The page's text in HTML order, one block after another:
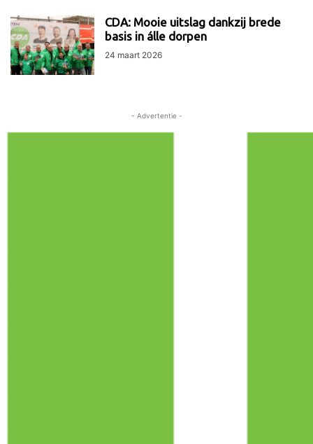
CDA: Mooie uitslag dankzij brede
basis in álle dorpen
24 maart 2026
- Advertentie -